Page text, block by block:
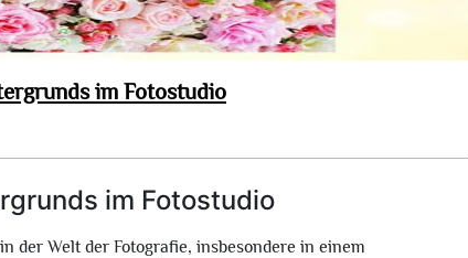
im Fotostudio
im Fotostudio
der Welt der Fotografie, insbesondere in einem